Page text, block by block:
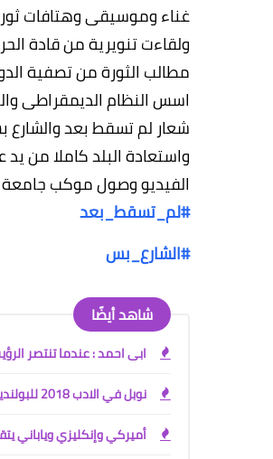
غناء وموسيقى وهتافات
ولقاءت تنويرية من قادة
مطالب الثورة من تصفية
اسس النظام الديمقراطى
شعار لم تسقط بعد والشارع
واستعادة البلد كاملا من
الفيديو وصول موكب جامعة
#لم_تسقط_بعد
#الشارع_بس
شاهد أيضًا
ابى احمد : عندما تنتصر
نوبل في الادب 2018 للبولندية اولغا توكارتشوك و2019 للنمساوي بيتر هاندكيه
أميركي وإنكليزي وياباني